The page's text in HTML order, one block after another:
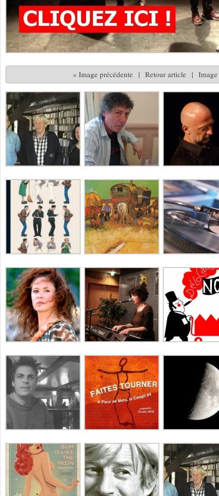
« Image précédente | Retour article |